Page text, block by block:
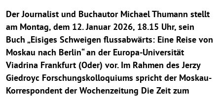
Der Journalist und Buchautor Michael Thumann stellt
am Montag, dem 12. Januar 2026, 18.15 Uhr, sein
Buch „Eisiges Schweigen flussabwärts: Eine Reise von
Moskau nach Berlin“ an der Europa-Universität
Viadrina Frankfurt (Oder) vor. Im Rahmen des Jerzy
Giedroyc Forschungskolloquiums spricht der Moskau-
Korrespondent der Wochenzeitung Die Zeit zum